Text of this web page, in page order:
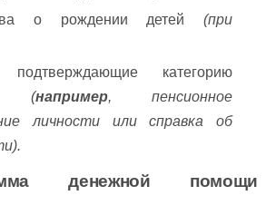
о рождении детей (при
подтверждающие категорию
(например, пенсионное
личности или справка об
денежной помощи